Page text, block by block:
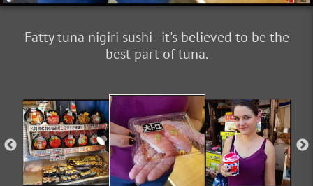
Fatty tuna nigiri sushi - it's believed to be the
best part of tuna.